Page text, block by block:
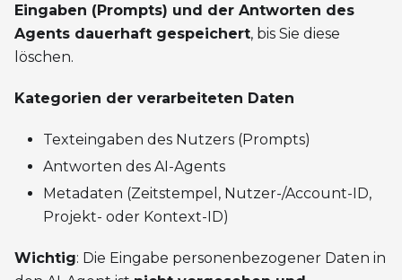
Eingaben (Prompts) und der Antworten des
Agents dauerhaft gespeichert, bis Sie diese
löschen.
Kategorien der verarbeiteten Daten
Texteingaben des Nutzers (Prompts)
Antworten des AI-Agents
Metadaten (Zeitstempel, Nutzer-/Account-ID,
Projekt- oder Kontext-ID)
Wichtig: Die Eingabe personenbezogener Daten in